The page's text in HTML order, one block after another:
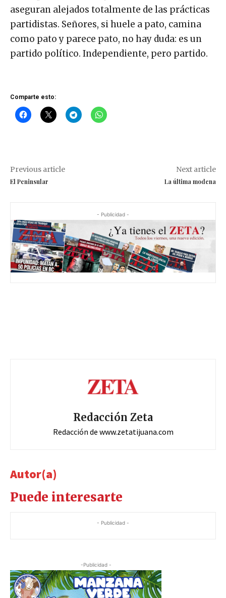
aseguran alejados totalmente de las prácticas
partidistas. Señores, si huele a pato, camina
como pato y parece pato, no hay duda: es un
partido político. Independiente, pero partido.
Comparte esto:
Previous article
El Peninsular
Next article
La última modena
- Publicidad -
Redacción Zeta
Redacción de www.zetatijuana.com
Autor(a)
Puede interesarte
- Publicidad -
-Publicidad -